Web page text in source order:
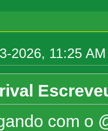
2026, 11:25 AM
com o